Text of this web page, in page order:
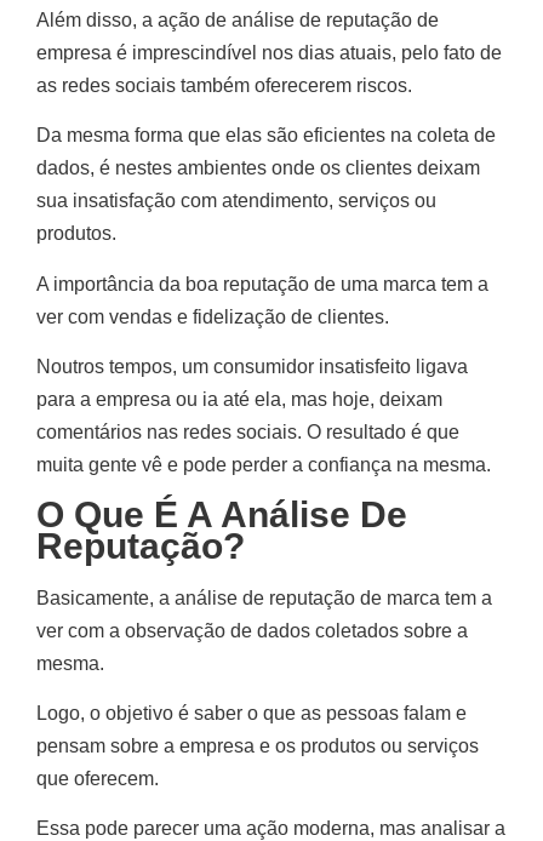
Além disso, a ação de análise de reputação de
empresa é imprescindível nos dias atuais, pelo fato de
as redes sociais também oferecerem riscos.
Da mesma forma que elas são eficientes na coleta de
dados, é nestes ambientes onde os clientes deixam
sua insatisfação com atendimento, serviços ou
produtos.
A importância da boa reputação de uma marca tem a
ver com vendas e fidelização de clientes.
Noutros tempos, um consumidor insatisfeito ligava
para a empresa ou ia até ela, mas hoje, deixam
comentários nas redes sociais. O resultado é que
muita gente vê e pode perder a confiança na mesma.
O Que É A Análise De
Reputação?
Basicamente, a análise de reputação de marca tem a
ver com a observação de dados coletados sobre a
mesma.
Logo, o objetivo é saber o que as pessoas falam e
pensam sobre a empresa e os produtos ou serviços
que oferecem.
Essa pode parecer uma ação moderna, mas analisar a